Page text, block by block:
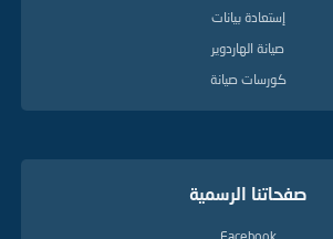
إستعادة بيانات
صيانة الهاردوير
كورسات صيانة
صفحاتنا الرسمية